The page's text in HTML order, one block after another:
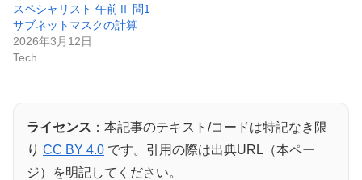
スペシャリスト 午前Ⅱ 問1
サブネットマスクの計算
2026年3月12日
Tech
ライセンス ：本記事のテキスト/コードは特記なき限
り CC BY 4.0 です。引用の際は出典URL（本ペー
ジ）を明記してください。